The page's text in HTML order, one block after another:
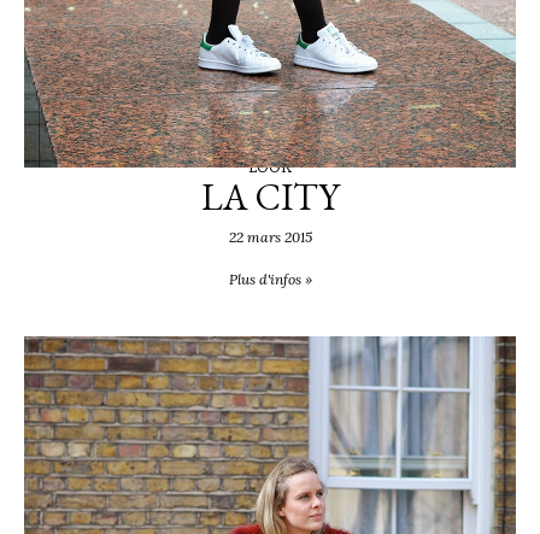
LOOK
LA CITY
22 mars 2015
Plus d'infos »